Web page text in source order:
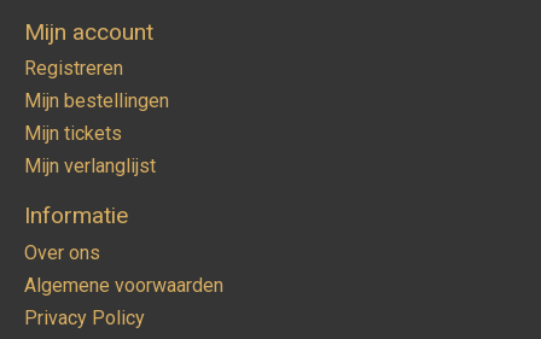
Mijn account
Registreren
Mijn bestellingen
Mijn tickets
Mijn verlanglijst
Informatie
Over ons
Algemene voorwaarden
Privacy Policy